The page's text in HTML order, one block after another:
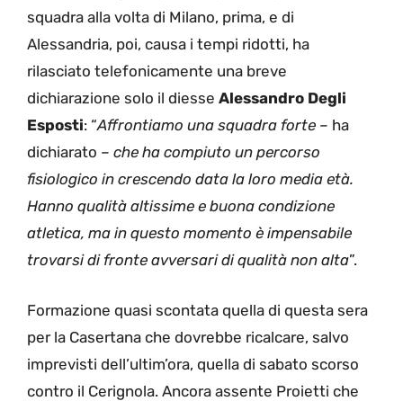
squadra alla volta di Milano, prima, e di
Alessandria, poi, causa i tempi ridotti, ha
rilasciato telefonicamente una breve
dichiarazione solo il diesse Alessandro Degli
Esposti: “Affrontiamo una squadra forte – ha
dichiarato – che ha compiuto un percorso
fisiologico in crescendo data la loro media età.
Hanno qualità altissime e buona condizione
atletica, ma in questo momento è impensabile
trovarsi di fronte avversari di qualità non alta”.
Formazione quasi scontata quella di questa sera
per la Casertana che dovrebbe ricalcare, salvo
imprevisti dell’ultim’ora, quella di sabato scorso
contro il Cerignola. Ancora assente Proietti che